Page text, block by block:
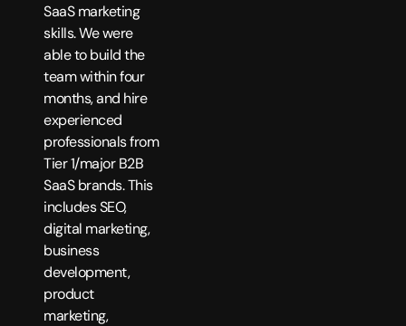
SaaS marketing
skills. We were
able to build the
team within four
months, and hire
experienced
professionals from
Tier 1/major B2B
SaaS brands. This
includes SEO,
digital marketing,
business
development,
product
marketing,